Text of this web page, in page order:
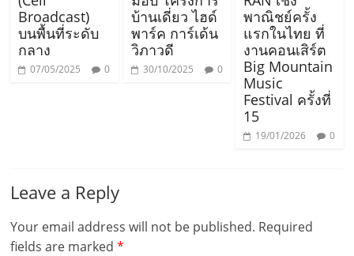
Broadcast)
บนพื้นที่ระดับ
กลาง
07/05/2025 0
บ้านเดี่ยว ไฮด์
พาร์ค การ์เด้น
วิภาวดี
30/10/2025 0
พาณิชย์ครั้ง
แรกในไทย ที่
งานคอนเสิร์ต
Big Mountain
Music
Festival ครั้งที่
15
19/01/2026 0
Leave a Reply
Your email address will not be published. Required
fields are marked*